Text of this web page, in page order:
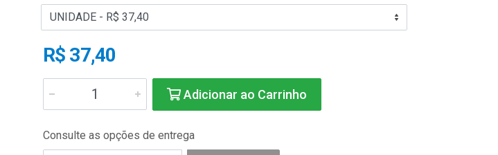
R$ 37,40
Adicionar ao Carrinho
Consulte as opções de entrega